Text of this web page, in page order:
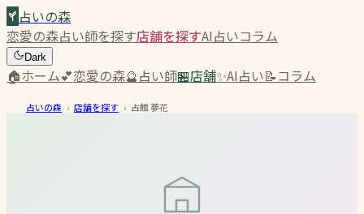
占いの森
恋愛の森占い師を探す店舗を探すAI占いコラム
Dark
🏠ホーム💕恋愛の森🔮占い師🏪店舗✨AI占い📝コラム
占いの森 › 店舗を探す › 占館 夢花